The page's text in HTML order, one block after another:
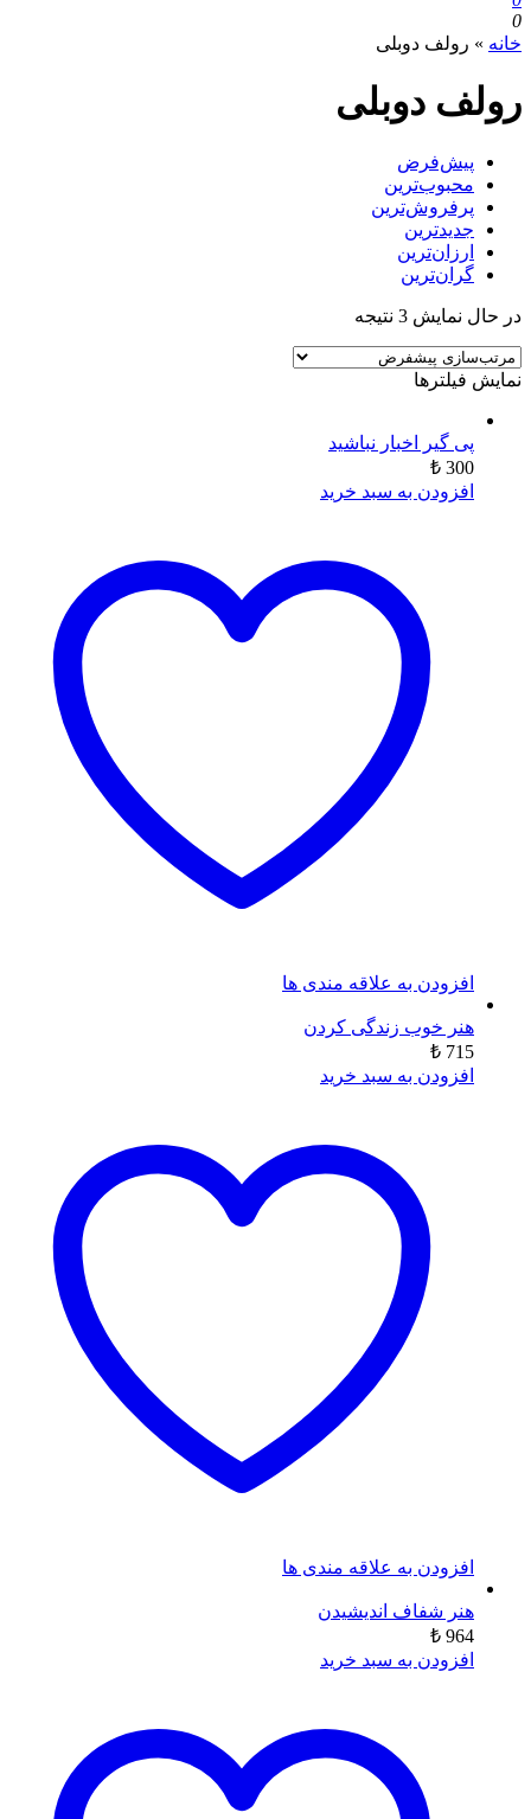
0
خانه » رولف دوبلی
رولف دوبلی
پیش‌فرض
محبوب‌ترین
پرفروش‌ترین
جدیدترین
ارزان‌ترین
گران‌ترین
در حال نمایش 3 نتیجه
نمایش فیلترها
پی گیر اخبار نباشید
300
₺
افزودن به سبد خرید
افزودن به علاقه مندی ها
هنر خوب زندگی کردن
715
₺
افزودن به سبد خرید
افزودن به علاقه مندی ها
هنر شفاف اندیشیدن
964
₺
افزودن به سبد خرید